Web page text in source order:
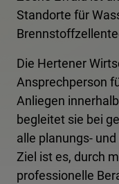
Standorte für
Die Hertener
Ansprechperson
Anliegen
begleitet sie bei
alle planungs-
Ziel ist es, durch
professionelle